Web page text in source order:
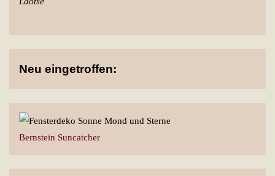
Neu eingetroffen:
Bernstein Suncatcher